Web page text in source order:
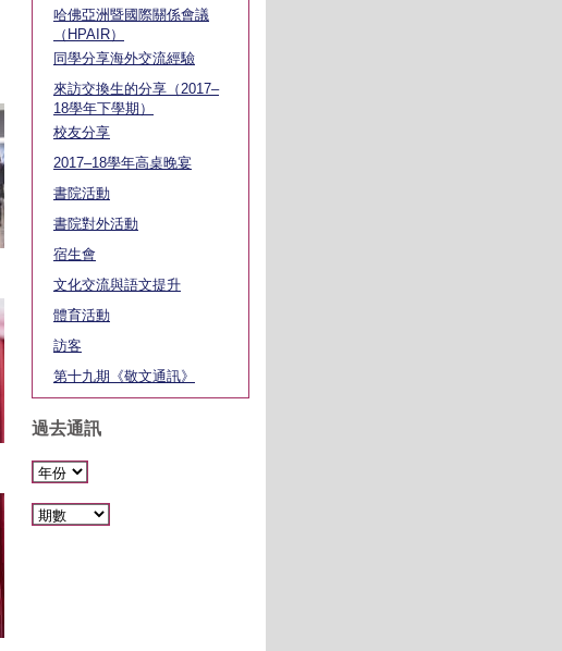
哈佛亞洲暨國際關係會議
（HPAIR）
同學分享海外交流經驗
來訪交換生的分享（2017–
18學年下學期）
校友分享
2017–18學年高桌晚宴
書院活動
書院對外活動
宿生會
文化交流與語文提升
體育活動
訪客
第十九期《敬文通訊》
過去通訊